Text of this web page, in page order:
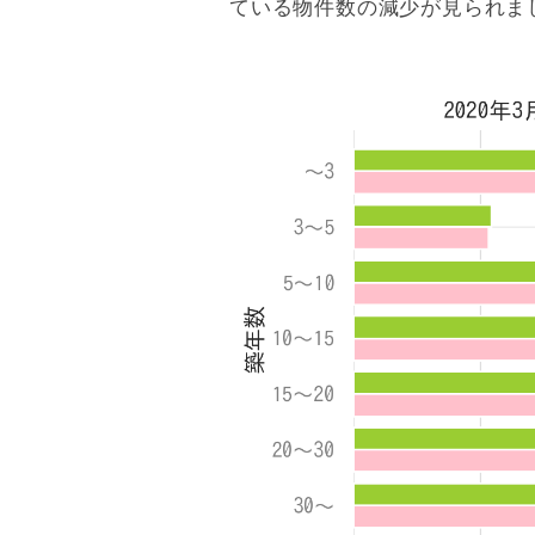
ている物件数の減少が見られま